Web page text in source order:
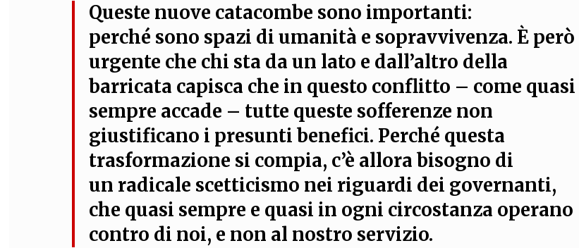
Queste nuove catacombe sono importanti:
perché sono spazi di umanità e sopravvivenza. È però
urgente che chi sta da un lato e dall’altro della
barricata capisca che in questo conflitto – come quasi
sempre accade – tutte queste sofferenze non
giustificano i presunti benefici. Perché questa
trasformazione si compia, c’è allora bisogno di
un radicale scetticismo nei riguardi dei governanti,
che quasi sempre e quasi in ogni circostanza operano
contro di noi, e non al nostro servizio.